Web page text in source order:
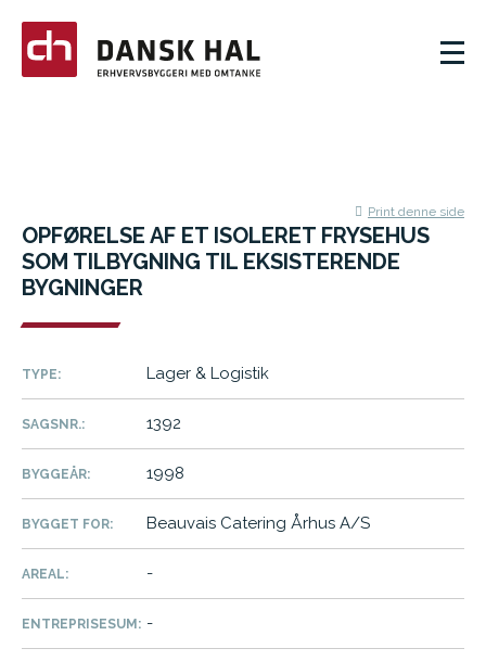
Print denne side
OPFØRELSE AF ET ISOLERET FRYSEHUS
SOM TILBYGNING TIL EKSISTERENDE
BYGNINGER
TYPE: Lager & Logistik
SAGSNR.: 1392
BYGGEÅR: 1998
BYGGET FOR: Beauvais Catering Århus A/S
AREAL: -
ENTREPRISESUM: -